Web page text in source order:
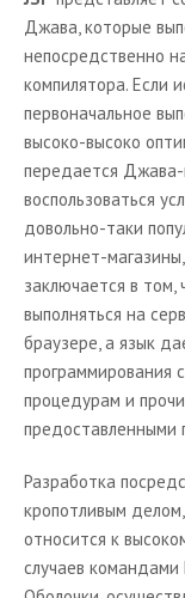
Джава, которые
непосредственно
компилятора. Если
первоначальное
высоко-высоко
передается
воспользоваться
довольно-таки
интернет-
заключается в
выполняться на
браузере, а язык
программирования
процедурам и
предоставленными
Разработка
кропотливым
относится к
случаев